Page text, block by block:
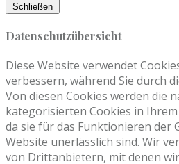
Schließen
Datenschutzübersicht
Diese Website verwendet
verbessern, während Sie durch
Von diesen Cookies werden die
kategorisierten Cookies in
da sie für das Funktionieren der
Website unerlässlich sind. Wir
von Drittanbietern, mit denen